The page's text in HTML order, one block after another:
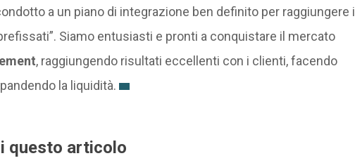
a un piano di integrazione ben definito per raggiungere i
Siamo entusiasti e pronti a conquistare il mercato
, raggiungendo risultati eccellenti con i clienti, facendo
la liquidità.
questo articolo